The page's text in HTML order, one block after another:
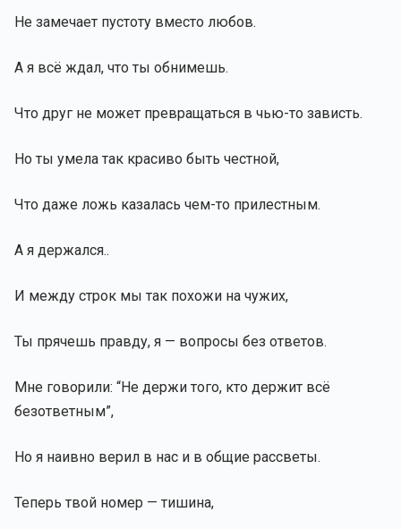
Не замечает пустоту вместо любов.
А я всё ждал, что ты обнимешь.
Что друг не может превращаться в чью-то зависть.
Но ты умела так красиво быть честной,
Что даже ложь казалась чем-то прилестным.
А я держался..
И между строк мы так похожи на чужих,
Ты прячешь правду, я — вопросы без ответов.
Мне говорили: “Не держи того, кто держит всё
безответным”,
Но я наивно верил в нас и в общие рассветы.
Теперь твой номер — тишина,